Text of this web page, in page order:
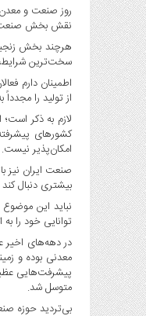
روز صنعت و
نقش بخش صنعت و
هرچند بخش
سخت‌ترین شرایط،
اطمینان دارم
از تولید را مجدداً
لازم به ذکر
کشورهای
امکان‌پذیر نیست.
صنعت ایران نیز
بیشتری دنبال کند
نباید این
توانایی خود را
در دهه‌های اخیر
معدنی بوده و
پیشرفت‌هایی
متوسل شد.
بی‌تردید حوزه